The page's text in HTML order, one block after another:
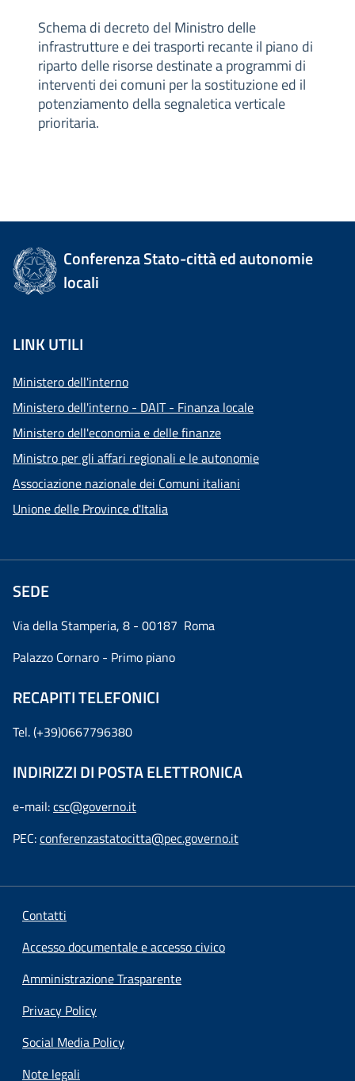
Schema di decreto del Ministro delle
infrastrutture e dei trasporti recante il piano di
riparto delle risorse destinate a programmi di
interventi dei comuni per la sostituzione ed il
potenziamento della segnaletica verticale
prioritaria.
Conferenza Stato-città ed autonomie
locali
LINK UTILI
Ministero dell'interno
Ministero dell'interno - DAIT - Finanza locale
Ministero dell'economia e delle finanze
Ministro per gli affari regionali e le autonomie
Associazione nazionale dei Comuni italiani
Unione delle Province d'Italia
SEDE
Via della Stamperia, 8 - 00187 Roma
Palazzo Cornaro - Primo piano
RECAPITI TELEFONICI
Tel. (+39)0667796380
INDIRIZZI DI POSTA ELETTRONICA
e-mail:csc@governo.it
PEC:conferenzastatocitta@pec.governo.it
Contatti
Accesso documentale e accesso civico
Amministrazione Trasparente
Privacy Policy
Social Media Policy
Note legali